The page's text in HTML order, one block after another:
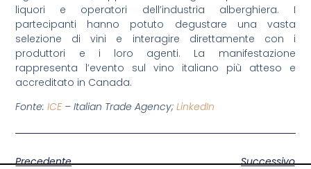
liquori e operatori dell’industria alberghiera. I
partecipanti hanno potuto degustare una vasta
selezione di vini e interagire direttamente con i
produttori e i loro agenti. La manifestazione
rappresenta l’evento sul vino italiano più atteso e
accreditato in Canada.
Fonte:ICE– Italian Trade Agency;LinkedIn
Precedente Successivo